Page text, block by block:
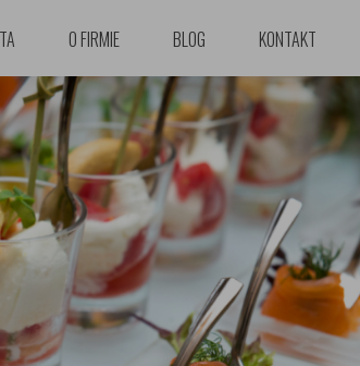
O FIRMIE BLOG KONTAKT